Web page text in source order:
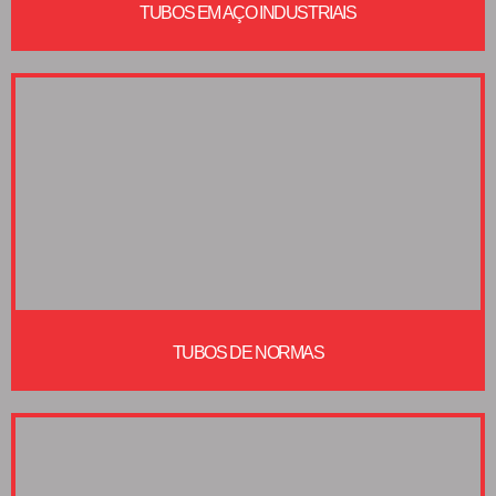
TUBOS EM AÇO INDUSTRIAIS
TUBOS DE NORMAS